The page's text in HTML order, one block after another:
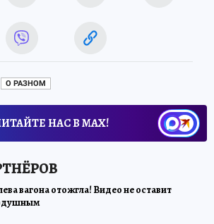
О РАЗНОМ
НАС В МАХ!
вагона отожгла! Видео не оставит